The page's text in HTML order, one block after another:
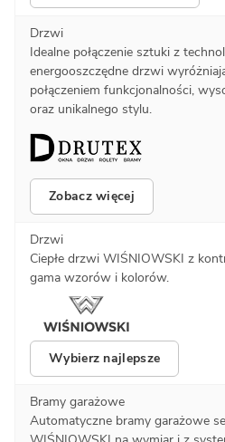
Drzwi
Idealne połączenie sztuki z
energooszczędne drzwi
połączeniem funkcjonalności,
oraz unikalnego stylu.
Zobacz więcej
Drzwi
Ciepłe drzwi WIŚNIOWSKI z
gama wzorów i kolorów.
Wybierz najlepsze
Bramy garażowe
Automatyczne bramy garażowe